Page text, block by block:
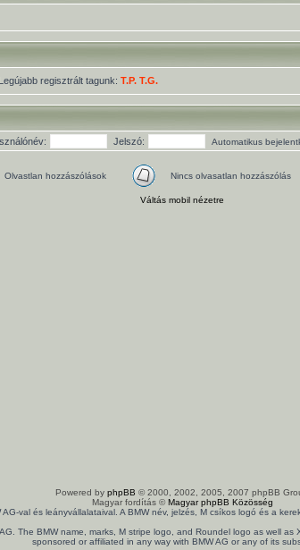
regisztrált tagunk: T.P. T.G.
Jelszó: Automatikus
Olvastlan hozzászólások Nincs olvasatlan hozzászólás
Váltás mobil nézetre
Powered by phpBB © 2000, 2002, 2005, 2007 phpBB
Magyar fordítás ©Magyar phpBB Közösség
val és leányvállalataival. A BMW név, jelzés, M csíkos logó és a
The BMW name, marks, M stripe logo, and Roundel logo as well
sponsored or affiliated in any way with BMW AG or any of its